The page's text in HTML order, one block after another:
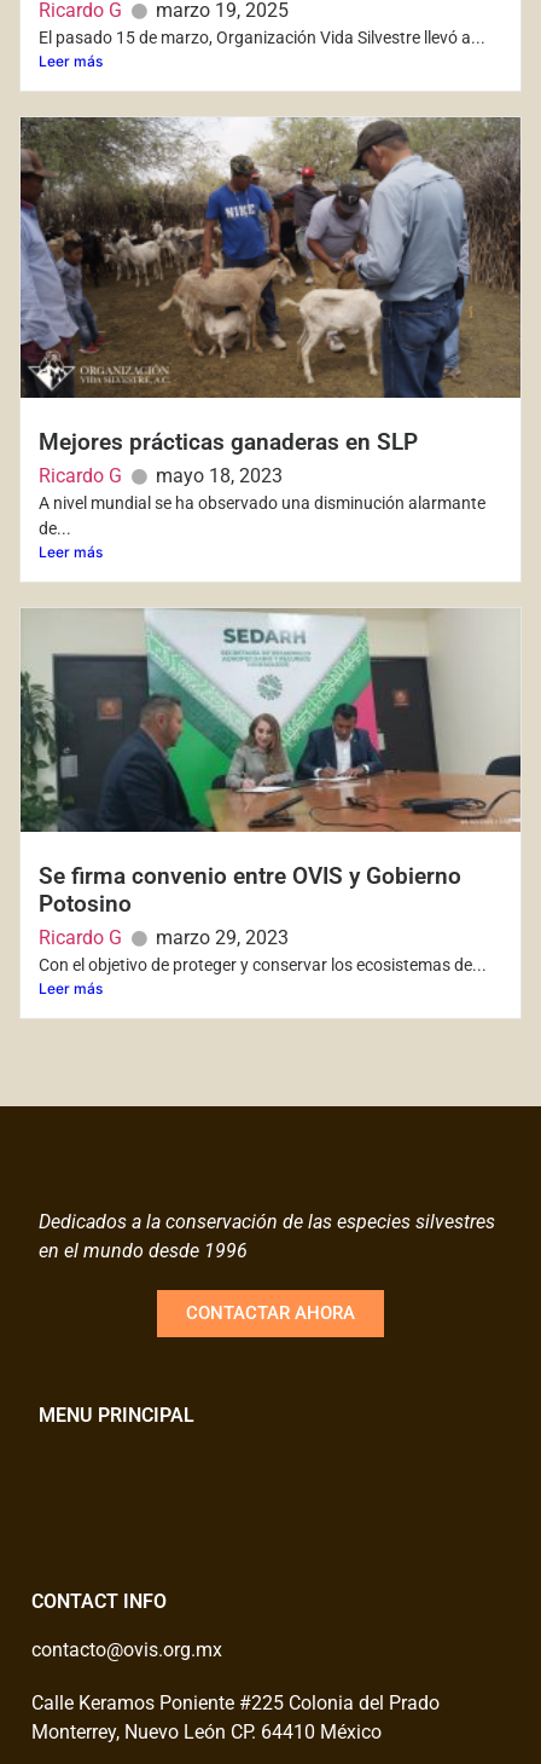
Ricardo G marzo 19, 2025
El pasado 15 de marzo, Organización Vida Silvestre llevó a...
Leer más
Mejores prácticas ganaderas en SLP
Ricardo G mayo 18, 2023
A nivel mundial se ha observado una disminución alarmante
de...
Leer más
Se firma convenio entre OVIS y Gobierno
Potosino
Ricardo G marzo 29, 2023
Con el objetivo de proteger y conservar los ecosistemas de...
Leer más
Dedicados a la conservación de las especies silvestres
en el mundo desde 1996
CONTACTAR AHORA
MENU PRINCIPAL
CONTACT INFO
contacto@ovis.org.mx
Calle Keramos Poniente #225 Colonia del Prado
Monterrey, Nuevo León CP. 64410 México